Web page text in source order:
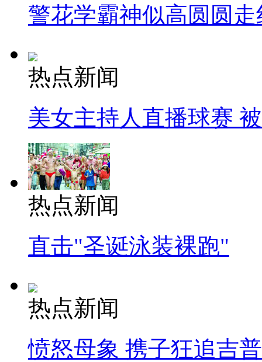
警花学霸神似高圆圆走
热点新闻
美女主持人直播球赛
热点新闻
直击"圣诞泳装裸跑"
热点新闻
愤怒母象 携子狂追吉